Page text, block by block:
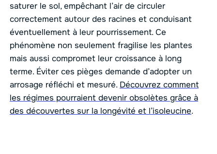
saturer le sol, empêchant l’air de circuler
correctement autour des racines et conduisant
éventuellement à leur pourrissement. Ce
phénomène non seulement fragilise les plantes
mais aussi compromet leur croissance à long
terme. Éviter ces pièges demande d’adopter un
arrosage réfléchi et mesuré. Découvrez comment
les régimes pourraient devenir obsolètes grâce à
des découvertes sur la longévité et l’isoleucine.